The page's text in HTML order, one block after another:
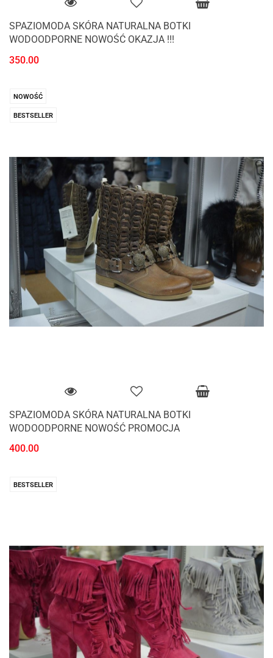
SPAZIOMODA SKÓRA NATURALNA BOTKI
WODOODPORNE NOWOŚĆ OKAZJA !!!
350.00
NOWOŚĆ
BESTSELLER
SPAZIOMODA SKÓRA NATURALNA BOTKI
WODOODPORNE NOWOŚĆ PROMOCJA
400.00
BESTSELLER